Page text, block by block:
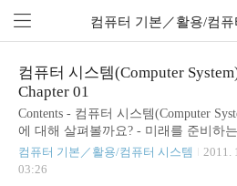
컴퓨터 기본／활용/컴퓨
컴퓨터 시스템(Computer
Chapter 01
Contents - 컴퓨터 시스템(Computer
에 대해 살펴볼까요? - 미래를 준비하
시스템에 대해 살펴봅시다. - 컴퓨터 시
꼭 알아야 할까요? - 컴퓨터 시스템을
컴퓨터 기본／활용/컴퓨터 시스템
2011.
03:26